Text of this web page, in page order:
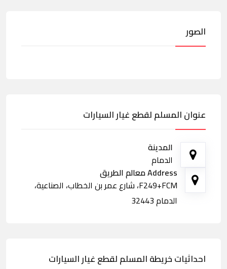
الصور
عنوان المسلم لقطع غيار السيارات
المدينة
الدمام
Address معالم الطريق
F249+FCM، شارع عمر بن الخطاب، الصناعية،
الدمام 32443
احداثيات خريطة المسلم لقطع غيار السيارات